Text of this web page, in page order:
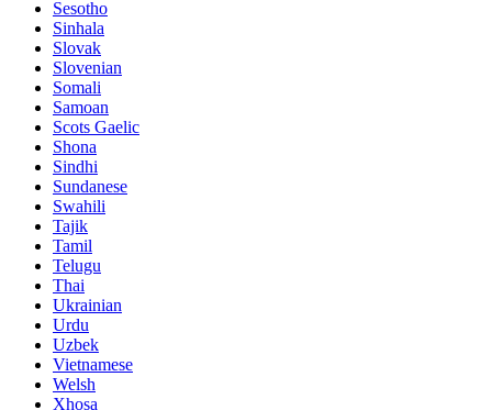
Sesotho
Sinhala
Slovak
Slovenian
Somali
Samoan
Scots Gaelic
Shona
Sindhi
Sundanese
Swahili
Tajik
Tamil
Telugu
Thai
Ukrainian
Urdu
Uzbek
Vietnamese
Welsh
Xhosa